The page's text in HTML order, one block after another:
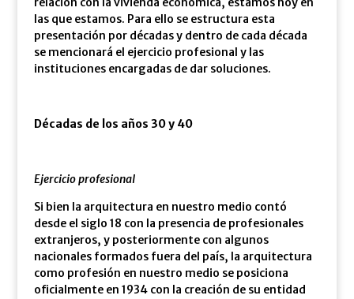
las que estamos. Para ello se estructura esta
presentación por décadas y dentro de cada década
se mencionará el ejercicio profesional y las
instituciones encargadas de dar soluciones.
Décadas de los años 30 y 40
Ejercicio profesional
Si bien la arquitectura en nuestro medio contó
desde el siglo 18 con la presencia de profesionales
extranjeros, y posteriormente con algunos
nacionales formados fuera del país, la arquitectura
como profesión en nuestro medio se posiciona
oficialmente en 1934 con la creación de su entidad